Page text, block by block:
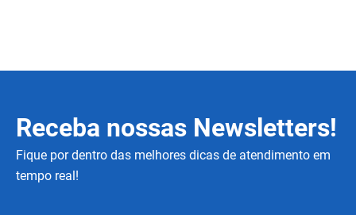
Receba nossas Newsletters!
Fique por dentro das melhores dicas de atendimento em
tempo real!